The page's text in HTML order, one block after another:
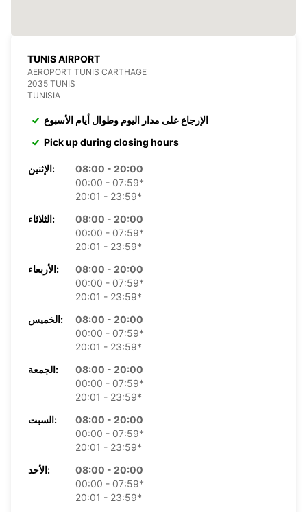
TUNIS AIRPORT
AEROPORT TUNIS CARTHAGE
2035 TUNIS
TUNISIA
الإرجاع على مدار اليوم وطوال أيام الأسبوع
Pick up during closing hours
الإثنين:
08:00 - 20:00
00:00 - 07:59*
20:01 - 23:59*
الثلاثاء:
08:00 - 20:00
00:00 - 07:59*
20:01 - 23:59*
الأربعاء:
08:00 - 20:00
00:00 - 07:59*
20:01 - 23:59*
الخميس:
08:00 - 20:00
00:00 - 07:59*
20:01 - 23:59*
الجمعة:
08:00 - 20:00
00:00 - 07:59*
20:01 - 23:59*
السبت:
08:00 - 20:00
00:00 - 07:59*
20:01 - 23:59*
الأحد:
08:00 - 20:00
00:00 - 07:59*
20:01 - 23:59*